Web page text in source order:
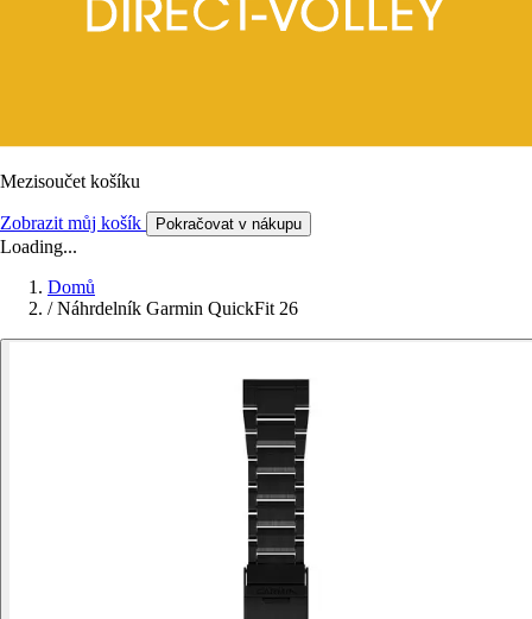
Mezisoučet košíku
Zobrazit můj košík Pokračovat v nákupu
Loading...
Domů
/ Náhrdelník Garmin QuickFit 26